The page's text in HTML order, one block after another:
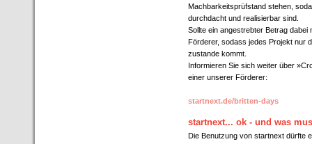
Machbarkeitsprüfstand stehen,
durchdacht und realisierbar sind.
Sollte ein angestrebter Betrag
Förderer, sodass jedes Projekt nur
zustande kommt.
Informieren Sie sich weiter über
einer unserer Förderer:
startnext.de/britten-days
startnext... ok - und was
Die Benutzung von startnext dürfte